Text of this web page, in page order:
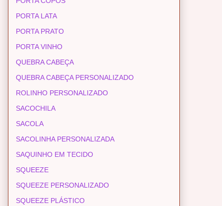
PORTA LATA
PORTA PRATO
PORTA VINHO
QUEBRA CABEÇA
QUEBRA CABEÇA PERSONALIZADO
ROLINHO PERSONALIZADO
SACOCHILA
SACOLA
SACOLINHA PERSONALIZADA
SAQUINHO EM TECIDO
SQUEEZE
SQUEEZE PERSONALIZADO
SQUEEZE PLÁSTICO